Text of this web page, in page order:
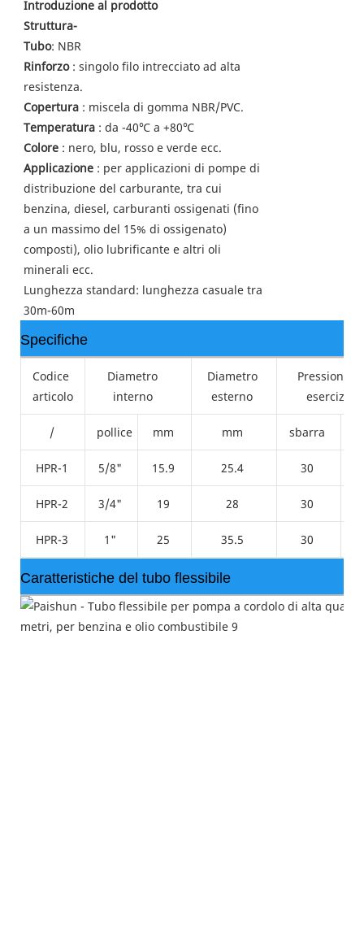
Introduzione al prodotto
Struttura-
Tubo: NBR
Rinforzo: singolo filo intrecciato ad alta
resistenza.
Copertura : miscela di gomma NBR/PVC.
Temperatura : da -40℃ a +80℃
Colore : nero, blu, rosso e verde ecc.
Applicazione : per applicazioni di pompe di
distribuzione del carburante, tra cui
benzina, diesel, carburanti ossigenati (fino
a un massimo del 15% di ossigenato)
composti), olio lubrificante e altri oli
minerali ecc.
Lunghezza standard: lunghezza casuale tra
30m-60m
Specifiche
Codice
articolo
Diametro
interno
Diametro
esterno
Pressione di
esercizio
/ pollice mm mm sbarra
HPR-1 5/8" 15.9 25.4 30
HPR-2 3/4" 19 28 30
HPR-3 1" 25 35.5 30
Caratteristiche del tubo flessibile